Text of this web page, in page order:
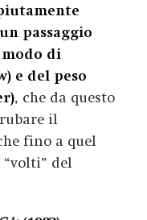
un passaggio
modo di
e del peso
, che da questo
il
fino a quel
del